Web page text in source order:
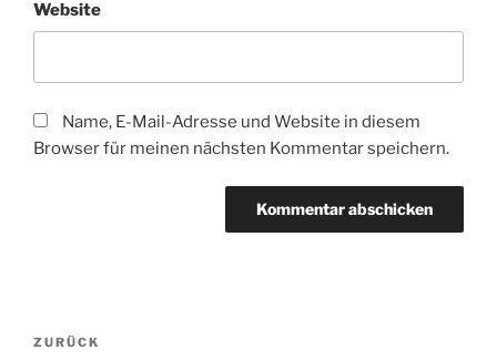
Website
Name, E-Mail-Adresse und Website in diesem
Browser für meinen nächsten Kommentar speichern.
Beitragsnavigation
Vorheriger
ZURÜCK